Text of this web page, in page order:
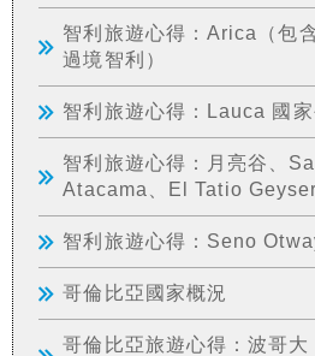
智利旅遊心得：Arica（包
過境智利）
智利旅遊心得：Lauca 國
智利旅遊心得：月亮谷、
Atacama、El Tatio
智利旅遊心得：Seno
哥倫比亞國家概況
哥倫比亞旅遊心得：波哥大